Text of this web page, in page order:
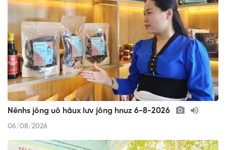
Nênhs jông uô hâux lưv jông hnuz 6-8-2026
06/08/2026